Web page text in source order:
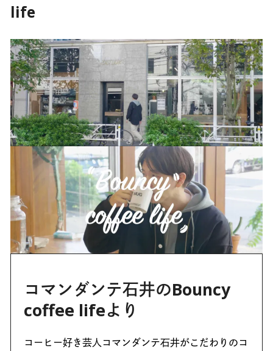
life
コマンダンテ石井のBouncy
coffee lifeより
コーヒー好き芸人コマンダンテ石井がこだわりのコ